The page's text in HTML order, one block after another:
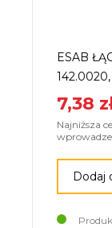
ESAB
7,38
Najniższa
Dodaj